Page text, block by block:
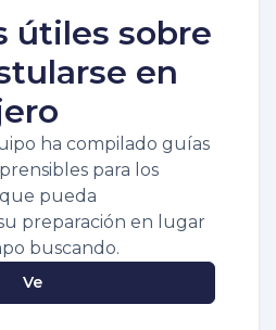
útiles sobre
en
ha compilado guías
para los
pueda
preparación en lugar
buscando.
Ve